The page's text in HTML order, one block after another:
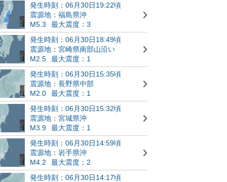
発生時刻：06月30日19:22頃
震源地：福島県沖
M5.3
最大震度：3
発生時刻：06月30日18:49頃
震源地：宮崎県南部山沿い
M2.5
最大震度：1
発生時刻：06月30日15:35頃
震源地：長野県中部
M2.0
最大震度：1
発生時刻：06月30日15:32頃
震源地：宮城県沖
M3.9
最大震度：1
発生時刻：06月30日14:59頃
震源地：岩手県沖
M4.2
最大震度：2
発生時刻：06月30日14:17頃